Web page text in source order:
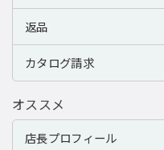
返品
カタログ請求
オススメ
店長プロフィール